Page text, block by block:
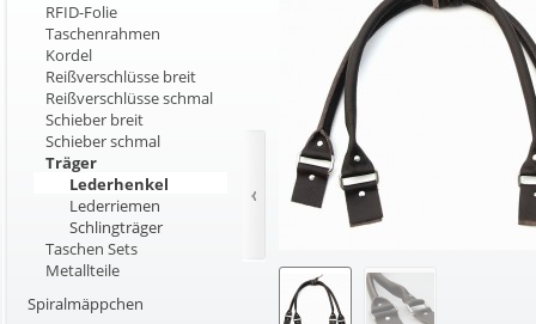
RFID-Folie
Taschenrahmen
Kordel
Reißverschlüsse breit
Reißverschlüsse schmal
Schieber breit
Schieber schmal
Träger
Lederhenkel
Lederriemen
Schlingträger
Taschen Sets
Metallteile
Spiralmäppchen